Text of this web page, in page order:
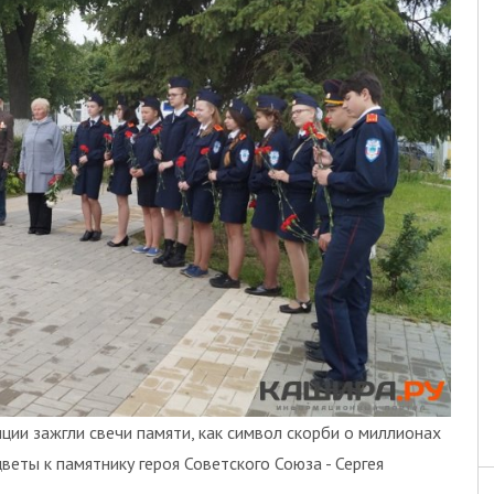
зажгли свечи памяти, как символ скорби о миллионах
к памятнику героя Советского Союза - Сергея